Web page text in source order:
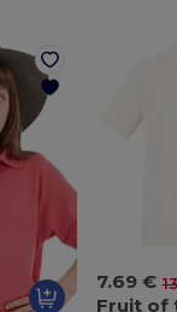
7.69 €